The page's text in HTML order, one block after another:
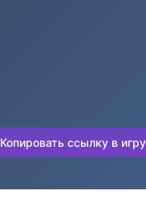
Копировать ссылку в игру